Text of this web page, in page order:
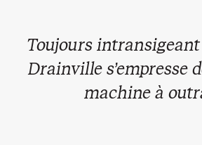
Toujours
Drainville s’empresse
machine à